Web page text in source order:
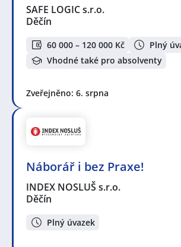
SAFE LOGIC s.r.o.
Děčín
60 000 – 120 000 Kč
Plný
Vhodné také pro absolventy
Zveřejněno: 6. srpna
Náborář i bez Praxe!
INDEX NOSLUŠ s.r.o.
Děčín
Plný úvazek